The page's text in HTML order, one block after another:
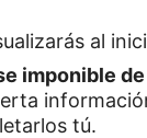
al
imponible
tú.